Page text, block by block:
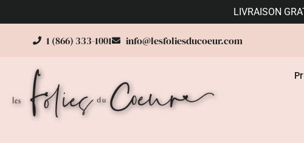
LIVRAISON
1 (866) 333-1001 info@lesfoliesducoeur.com